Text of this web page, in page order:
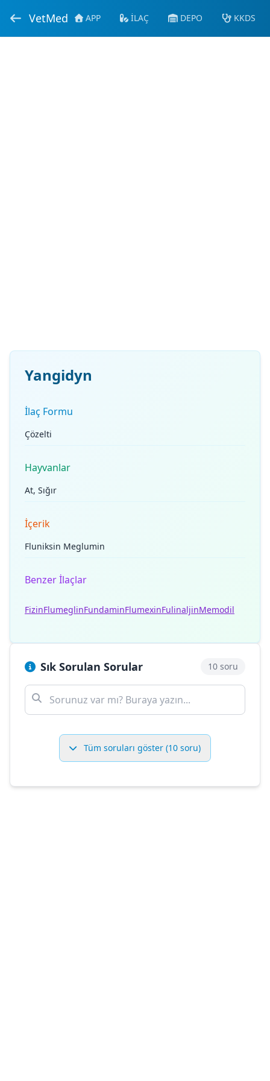
VetMed APP İLAÇ DEPO KKDS
Yangidyn
İlaç Formu
Çözelti
Hayvanlar
At, Sığır
İçerik
Fluniksin Meglumin
Benzer İlaçlar
FizinFlumeglinFundaminFlumexinFulinaljinMemodil
Sık Sorulan Sorular 10 soru
Tüm soruları göster (10 soru)